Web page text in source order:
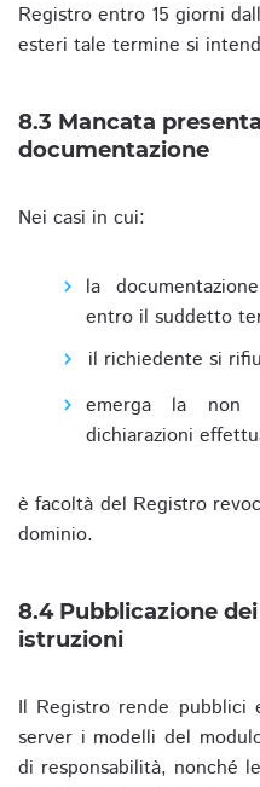
Registro entro 15 giorni
esteri tale termine si
8.3 Mancata
documentazione
Nei casi in cui:
la
entro il suddetto
il richiedente si
emerga la non
dichiarazioni
è facoltà del Registro
dominio.
8.4 Pubblicazione
istruzioni
Il Registro rende pubblici
server i modelli del
di responsabilità, nonché